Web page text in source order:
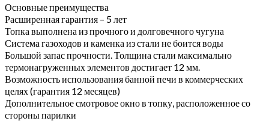
Основные преимущества
Расширенная гарантия – 5 лет
Топка выполнена из прочного и долговечного чугуна
Система газоходов и каменка из стали не боится воды
Большой запас прочности. Толщина стали максимально
термонагруженных элементов достигает 12 мм.
Возможность использования банной печи в коммерческих
целях (гарантия 12 месяцев)
Дополнительное смотровое окно в топку, расположенное со
стороны парилки